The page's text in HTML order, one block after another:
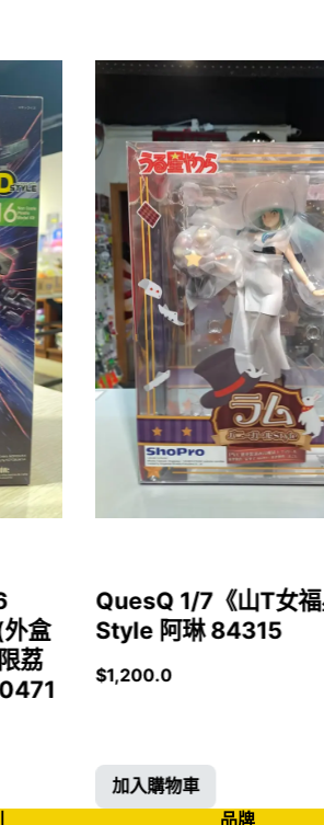
盒
荔
QuesQ 1/7《山T女
Style 阿琳 84315
$1,200.0
加入購物車
品牌